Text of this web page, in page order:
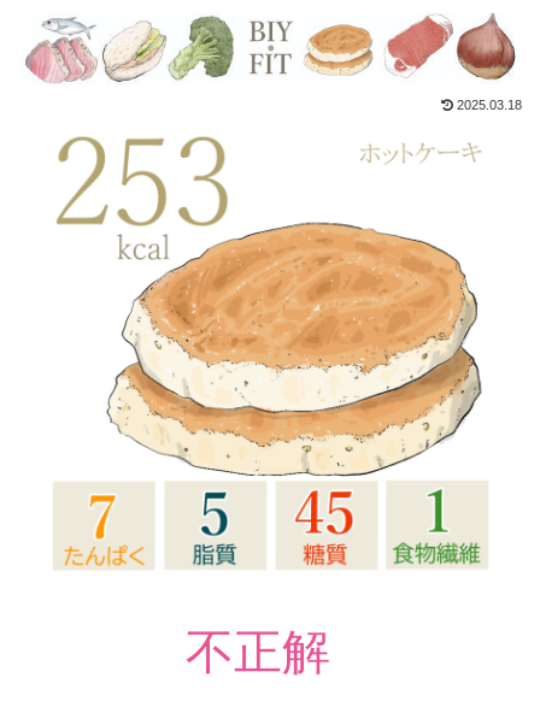
2025.03.18
不正解